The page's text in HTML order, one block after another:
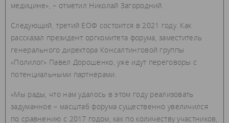
медицине», – отметил Николай Загородний.
Следующий, третий ЕОФ состоится в 2021 году. Как
рассказал президент оргкомитета форума, заместитель
генерального директора Консалтинговой группы
«Полилог» Павел Дорошенко, уже идут переговоры с
потенциальными партнерами.
«Мы рады, что нам удалось в этом году реализовать
задуманное – масштаб форума существенно увеличился
по сравнению с 2017 годом, как по количеству участников,